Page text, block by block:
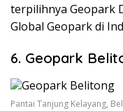
terpilihnya Geopark
Global Geopark di
6. Geopark
Pantai Tanjung Kelayang,